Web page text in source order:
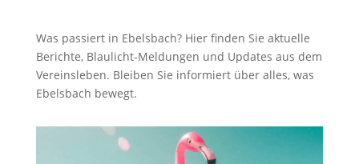
Was passiert in Ebelsbach? Hier finden Sie aktuelle
Berichte, Blaulicht-Meldungen und Updates aus dem
Vereinsleben. Bleiben Sie informiert über alles, was
Ebelsbach bewegt.